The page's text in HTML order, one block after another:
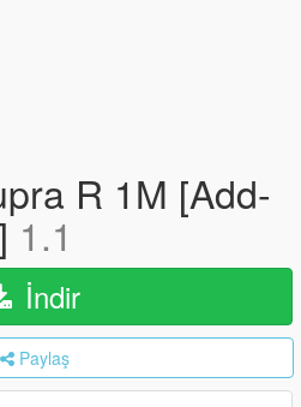
R 1M [Add-
1.1
İndir
Paylaş